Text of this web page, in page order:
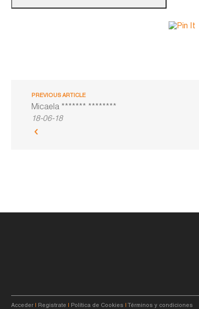
PREVIOUS ARTICLE
Micaela ******* ********
18-06-18
Acceder Registrate Política de Cookies Términos y condiciones